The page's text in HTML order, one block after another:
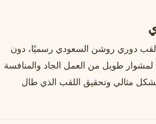
دوري روشن السعودي رسميًا، دون
لمشوار طويل من العمل الجاد والمنافسة
مثالي وتحقيق اللقب الذي طال